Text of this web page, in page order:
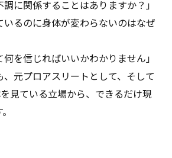
調に関係することはありますか？」
いるのに身体が変わらないのはなぜ
何を信じればいいかわかりません」
元プロアスリートとして、そして
見ている立場から、できるだけ現